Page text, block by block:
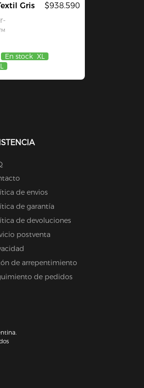
Gris
$938.590
En stock XL
L
de envios
de garantía
de devoluciones
postventa
de arrepentimiento
de pedidos